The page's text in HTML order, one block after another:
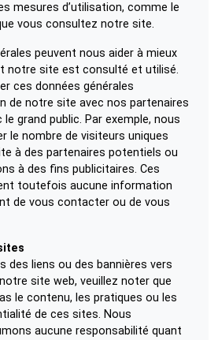
mesures d’utilisation, comme le
vous consultez notre site.
peuvent nous aider à mieux
notre site est consulté et utilisé.
ces données générales
de notre site avec nos partenaires
grand public. Par exemple, nous
le nombre de visiteurs uniques
à des partenaires potentiels ou
à des fins publicitaires. Ces
toutefois aucune information
de vous contacter ou de vous
des liens ou des bannières vers
site web, veuillez noter que
le contenu, les pratiques ou les
de ces sites. Nous
aucune responsabilité quant